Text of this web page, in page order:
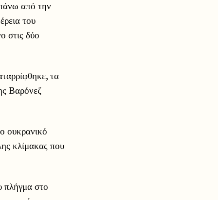
από την
του
στις δύο
τα
Βαρόνεζ
ουκρανικό
κλίμακας που
πλήγμα στο